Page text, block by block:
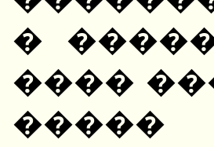
�
����
�����